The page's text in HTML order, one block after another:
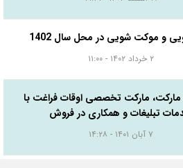
و موکت شویی در محل سال 1402
مارکت تخصصی اوقات فراغت با
تبلیغات و همکاری در فروش